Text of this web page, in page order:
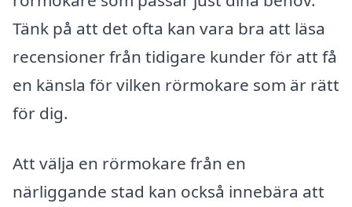
Tänk på att det ofta kan vara bra att läsa
recensioner från tidigare kunder för att få
en känsla för vilken rörmokare som är rätt
för dig.
Att välja en rörmokare från en
närliggande stad kan också innebära att